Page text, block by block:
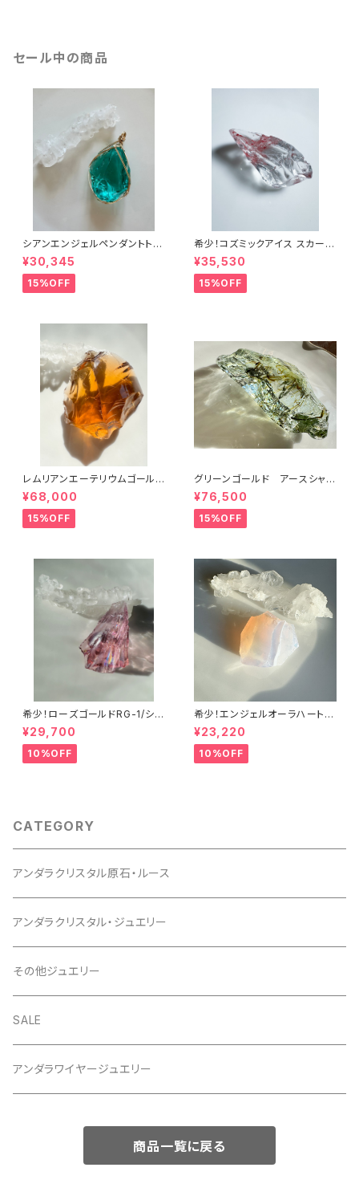
セール中の商品
シアンエンジェルペンダントトッ
プcyp-6
¥30,345
15%OFF
希少！コズミックアイス スカーレ
ットシフトICESC-2/シエラ産ア
ンダラクリスタル
¥35,530
15%OFF
レムリアンエーテリウムゴールド
LGL-1シエラ産アンダラクリスタ
ル
¥68,000
15%OFF
グリーンゴールド アースシャ
ーマンGRGLES-1/シエラ産ア
ンダラクリスタル
¥76,500
15%OFF
希少！ローズゴールドRG-1/シエ
ラ産アンダラクリスタル
¥29,700
10%OFF
希少！エンジェルオーラハートオ
ブゴッドウィズインピンク・シー
フォームAHGWPK-10シエラ産
アンダラクリスタル
¥23,220
10%OFF
CATEGORY
アンダラクリスタル原石・ルース
アンダラクリスタル・ジュエリー
その他ジュエリー
SALE
アンダラワイヤージュエリー
商品一覧に戻る